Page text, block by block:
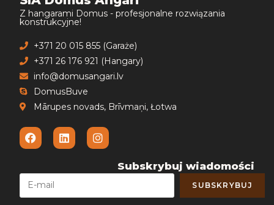
Z hangarami Domus - profesjonalne rozwiązania
konstrukcyjne!
+371 20 015 855 (Garaże)
+371 26 176 921 (Hangary)
info@domusangari.lv
DomusBuve
Mārupes novads, Brīvmaņi, Łotwa
Subskrybuj wiadomości